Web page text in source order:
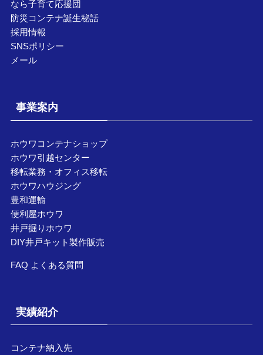
なら子育て応援団
防災コンテナ誕生秘話
採用情報
SNSポリシー
メール
事業案内
ホウワコンテナショップ
ホウワ引越センター
移転業務・オフィス移転
ホウワハウジング
豊和運輸
便利屋ホウワ
井戸掘りホウワ
DIY井戸キット製作販売
FAQ よくある質問
実績紹介
コンテナ納入先